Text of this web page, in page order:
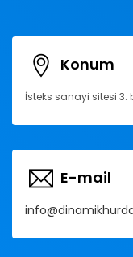
Konum
İsteks sanayi sitesi
E-mail